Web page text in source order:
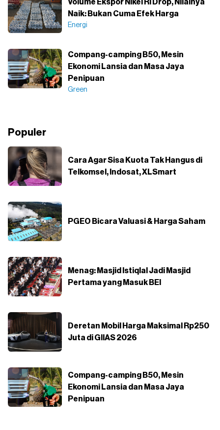
Volume Ekspor Nikel RI Drop, Nilainya
Naik: Bukan Cuma Efek Harga
Energi
Compang-camping B50, Mesin
Ekonomi Lansia dan Masa Jaya
Penipuan
Green
Populer
Cara Agar Sisa Kuota Tak Hangus di
Telkomsel, Indosat, XLSmart
PGEO Bicara Valuasi & Harga Saham
Menag: Masjid Istiqlal Jadi Masjid
Pertama yang Masuk BEI
Deretan Mobil Harga Maksimal Rp250
Juta di GIIAS 2026
Compang-camping B50, Mesin
Ekonomi Lansia dan Masa Jaya
Penipuan